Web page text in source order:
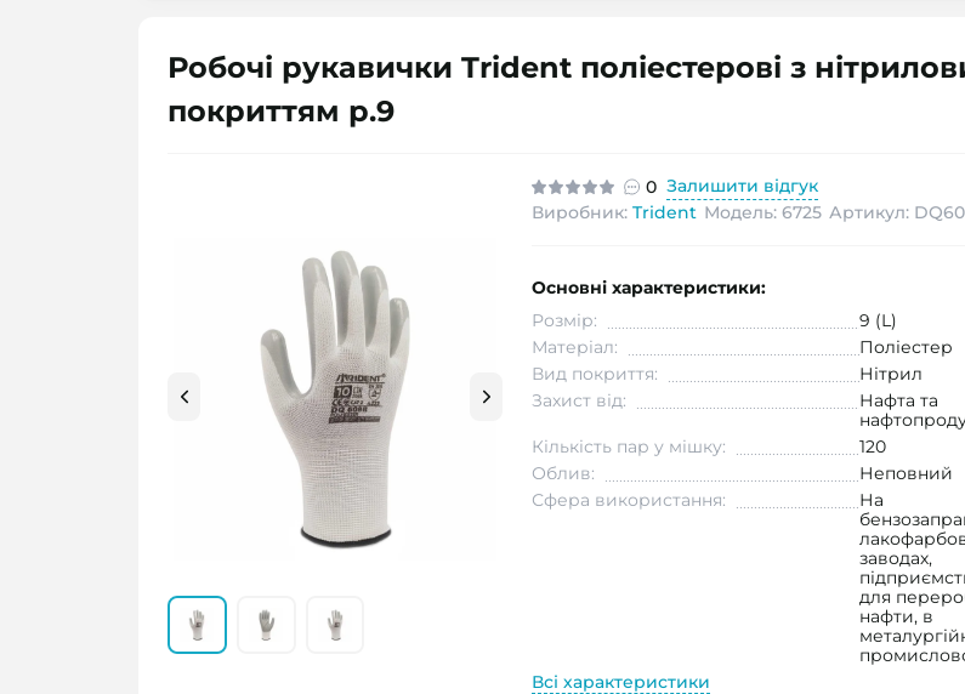
Робочі рукавички Trident поліестерові з
покриттям р.9
0 Залишити відгук
Виробник: Trident Модель: 6725 Артикул:
Основні характеристики:
Розмір:
9 (L)
Матеріал:
Поліестер
Вид покриття:
Нітрил
Захист від:
Нафта та
Кількість пар у мішку:
120
Облив:
Неповний
Сфера використання:
На
заводах,
для
нафти, в
Всі характеристики